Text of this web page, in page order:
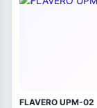
FLAVERO UPM-02